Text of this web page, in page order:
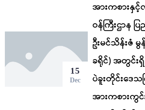
15
Dec
အားကစားနှ
ဝန်ကြီးဌာန ပ
ဦးမင်သိန်းဇံ
ခရိုင်) အတွင်းရှိ
ပဲခူးတိုင်းဒေသ
အားကစားကွင်